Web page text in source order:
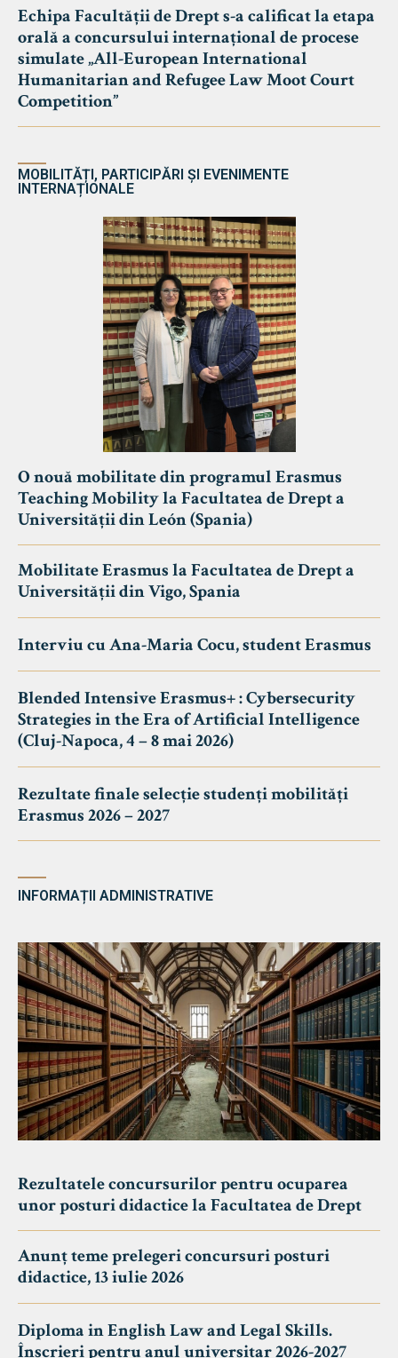
Echipa Facultății de Drept s-a calificat la etapa
orală a concursului internațional de procese
simulate „All-European International
Humanitarian and Refugee Law Moot Court
Competition”
MOBILITĂȚI, PARTICIPĂRI ȘI EVENIMENTE
INTERNAȚIONALE
O nouă mobilitate din programul Erasmus
Teaching Mobility la Facultatea de Drept a
Universității din León (Spania)
Mobilitate Erasmus la Facultatea de Drept a
Universității din Vigo, Spania
Interviu cu Ana-Maria Cocu, student Erasmus
Blended Intensive Erasmus+ : Cybersecurity
Strategies in the Era of Artificial Intelligence
(Cluj-Napoca, 4 – 8 mai 2026)
Rezultate finale selecție studenți mobilități
Erasmus 2026 – 2027
INFORMAȚII ADMINISTRATIVE
Rezultatele concursurilor pentru ocuparea
unor posturi didactice la Facultatea de Drept
Anunț teme prelegeri concursuri posturi
didactice, 13 iulie 2026
Diploma in English Law and Legal Skills.
Înscrieri pentru anul universitar 2026-2027